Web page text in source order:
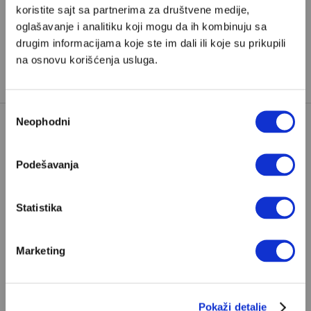
koristite sajt sa partnerima za društvene medije,
oglašavanje i analitiku koji mogu da ih kombinuju sa
drugim informacijama koje ste im dali ili koje su prikupili
na osnovu korišćenja usluga.
сагласности
Neophodni
Podešavanja
Statistika
Marketing
Pokaži detalje
TAGOVI:
KINA
KINA I RUSIJA
ODNOSI KINE I SAD
SI ĐINPING
TAJVAN
ŽELJKO PANTELIĆ
POPULARNO
za mene je Bog sloboda. Mnogi mogu da vole, a